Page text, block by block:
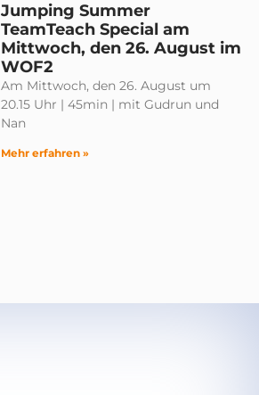
Jumping Summer
TeamTeach Special am
Mittwoch, den 26. August im
WOF2
Am Mittwoch, den 26. August um
20.15 Uhr | 45min | mit Gudrun und
Nan
Mehr erfahren »